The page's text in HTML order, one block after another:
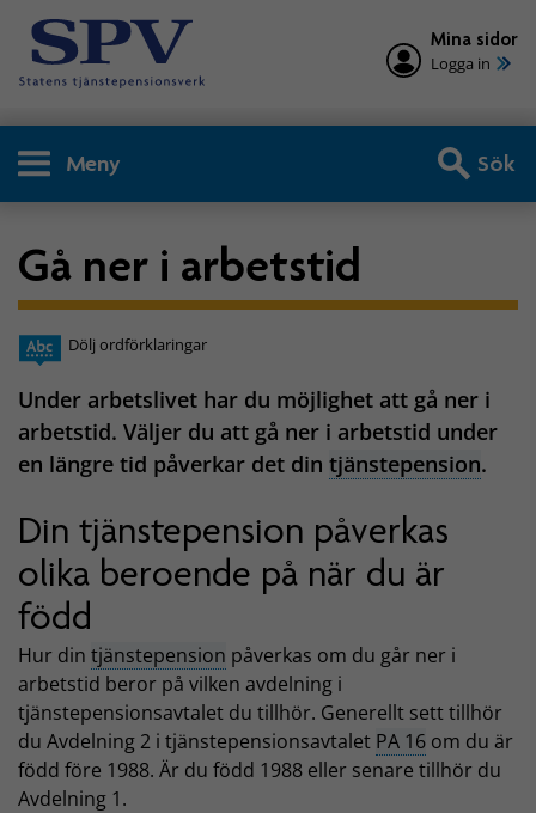
Mina sidor
Logga in
Meny Sök
Gå ner i arbetstid
Dölj ordförklaringar
Under arbetslivet har du möjlighet att gå ner i
arbetstid. Väljer du att gå ner i arbetstid under
en längre tid påverkar det din tjänstepension.
Din tjänstepension påverkas
olika beroende på när du är
född
Hur din tjänstepension påverkas om du går ner i
arbetstid beror på vilken avdelning i
tjänstepensionsavtalet du tillhör. Generellt sett tillhör
du Avdelning 2 i tjänstepensionsavtalet PA 16 om du är
född före 1988. Är du född 1988 eller senare tillhör du
Avdelning 1.